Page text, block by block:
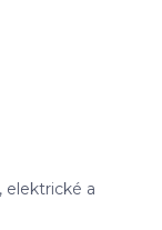
elektrické a